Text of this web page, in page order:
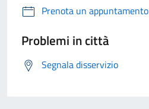
Prenota un appuntamento
Problemi in città
Segnala disservizio